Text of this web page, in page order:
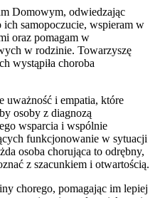
Domowym, odwiedzając
samopoczucie, wspieram w
oraz pomagam w
w rodzinie. Towarzyszę
wystąpiła choroba
uważność i empatia, które
osoby z diagnozą
wsparcia i wspólnie
funkcjonowanie w sytuacji
osoba chorująca to odrębny,
z szacunkiem i otwartością.
chorego, pomagając im lepiej